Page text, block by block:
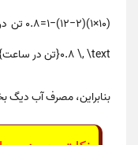
0.8 \, \text{تن در ساعت}
بنابراین،مصرف آب دیگ